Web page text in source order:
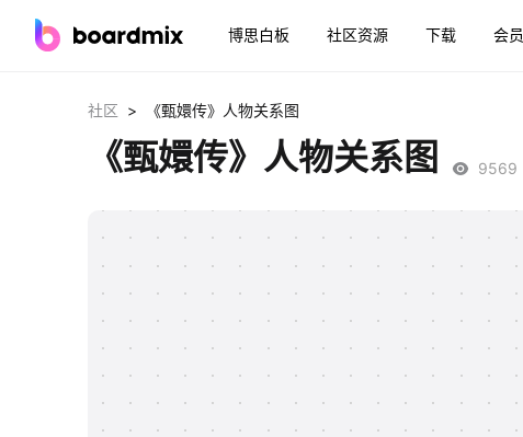
博思白板 社区资源 下载 会员
社区 > 《甄嬛传》人物关系图
《甄嬛传》人物关系图 9569